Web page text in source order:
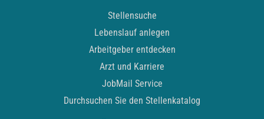
Stellensuche
Lebenslauf anlegen
Arbeitgeber entdecken
Arzt und Karriere
JobMail Service
Durchsuchen Sie den Stellenkatalog